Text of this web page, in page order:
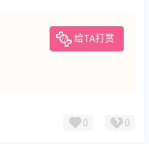
给TA打赏
0 0